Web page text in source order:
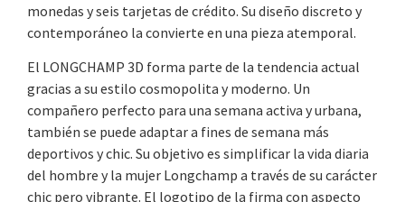
monedas y seis tarjetas de crédito. Su diseño discreto y
contemporáneo la convierte en una pieza atemporal.
El LONGCHAMP 3D forma parte de la tendencia actual
gracias a su estilo cosmopolita y moderno. Un
compañero perfecto para una semana activa y urbana,
también se puede adaptar a fines de semana más
deportivos y chic. Su objetivo es simplificar la vida diaria
del hombre y la mujer Longchamp a través de su carácter
chic pero vibrante. El logotipo de la firma con aspecto